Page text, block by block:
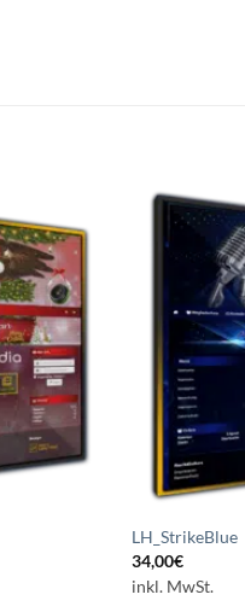
Auf die
Wunschliste
setzen
LH_StrikeBlue
34,00€
inkl. MwSt.